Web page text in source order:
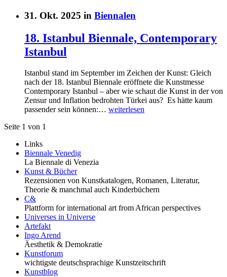
31. Okt. 2025 in Biennalen
18. Istanbul Biennale, Contemporary
Istanbul
Istanbul stand im September im Zeichen der Kunst: Gleich
nach der 18. Istanbul Biennale eröffnete die Kunstmesse
Contemporary Istanbul – aber wie schaut die Kunst in der von
Zensur und Inflation bedrohten Türkei aus? Es hätte kaum
passender sein können:… weiterlesen
Seite 1 von 1
Links
Biennale Venedig
La Biennale di Venezia
Kunst & Bücher
Rezensionen von Kunstkatalogen, Romanen, Literatur,
Theorie & manchmal auch Kinderbüchern
C&
Plattform for international art from African perspectives
Universes in Universe
Artefakt
Ingo Arend
Äesthetik & Demokratie
Kunstforum
wichtigste deutschsprachige Kunstzeitschrift
Kunstblog